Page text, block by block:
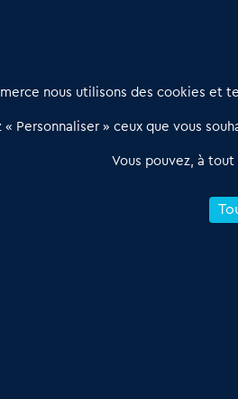
commercial
02 54 56 03 17
Contactez-nous
Notre solution
Offres Pro
Qui sommes nous
nous utilisons des cookies
« Personnaliser » ceux que vous
Vous pouvez, à